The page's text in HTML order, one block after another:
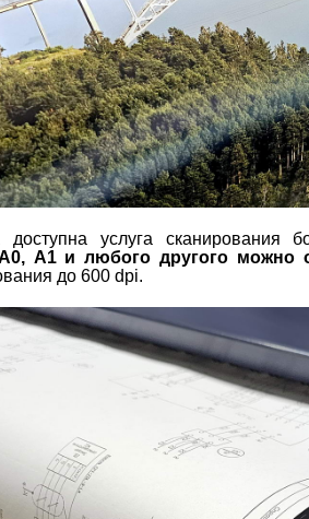
услуга сканирования
А1 и любого другого можно
до 600 dpi.